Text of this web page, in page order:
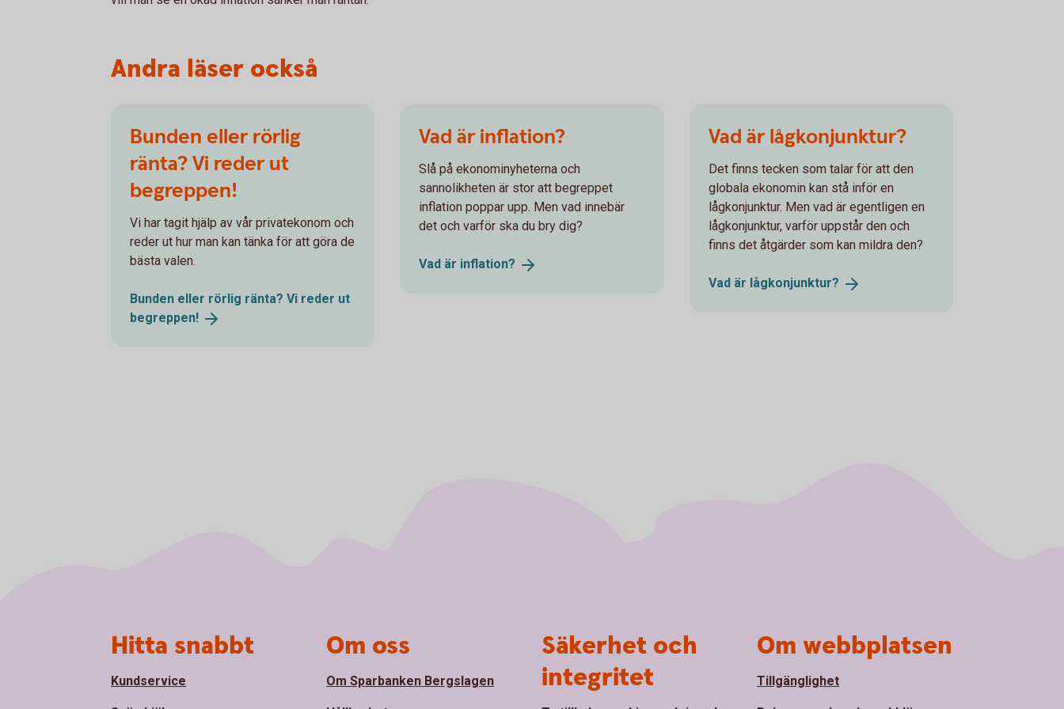
Andra läser också
Bunden eller rörlig
ränta? Vi reder ut
begreppen!
Vi har tagit hjälp av vår privatekonom och
reder ut hur man kan tänka för att göra de
bästa valen.
Bunden eller rörlig ränta? Vi reder ut
begreppen!
Vad är inflation?
Slå på ekonominyheterna och
sannolikheten är stor att begreppet
inflation poppar upp. Men vad innebär
det och varför ska du bry dig?
Vad är inflation?
Vad är lågkonjunktur?
Det finns tecken som talar för att den
globala ekonomin kan stå inför en
lågkonjunktur. Men vad är egentligen en
lågkonjunktur, varför uppstår den och
finns det åtgärder som kan mildra den?
Vad är lågkonjunktur?
Hitta snabbt
Kundservice
Om oss
Om Sparbanken Bergslagen
Säkerhet och
integritet
Om webbplatsen
Tillgänglighet